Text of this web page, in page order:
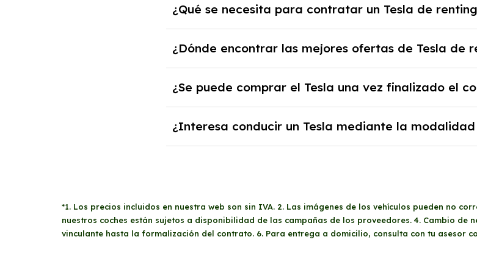
solvencia de la empresa y un pago inicial.
¿Qué se necesita para contratar un Tesla de
casos, un informe fiscal y un pago inicial.
¿Dónde encontrar las mejores ofertas de Tesla de
los gastos incluidos y sin pagar entradas.
¿Se puede comprar el Tesla una vez finalizado el
tendrán que analizar los años, la cantidad de kilómetros
actual.
¿Interesa conducir un Tesla mediante la
*1. Los precios incluidos en nuestra web son sin IVA. 2. Las imágenes de los vehículos pueden no
nuestros coches están sujetos a disponibilidad de las campañas de los proveedores. 4. Cambio
vinculante hasta la formalización del contrato. 6. Para entrega a domicilio, consulta con tu asesor